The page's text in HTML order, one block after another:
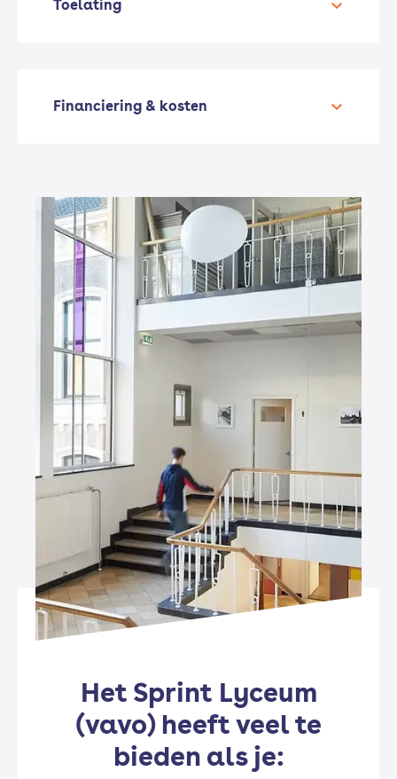
Toelating
Financiering & kosten
Het Sprint Lyceum
(vavo) heeft veel te
bieden als je: